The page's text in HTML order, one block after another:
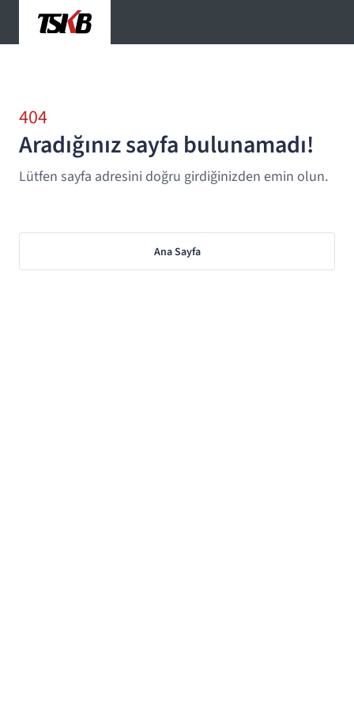
404
Aradığınız sayfa bulunamadı!
Lütfen sayfa adresini doğru girdiğinizden emin olun.
Ana Sayfa